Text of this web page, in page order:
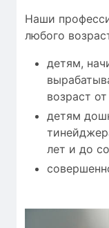
Наши
любого
детям,
возраст
детям
лет и до